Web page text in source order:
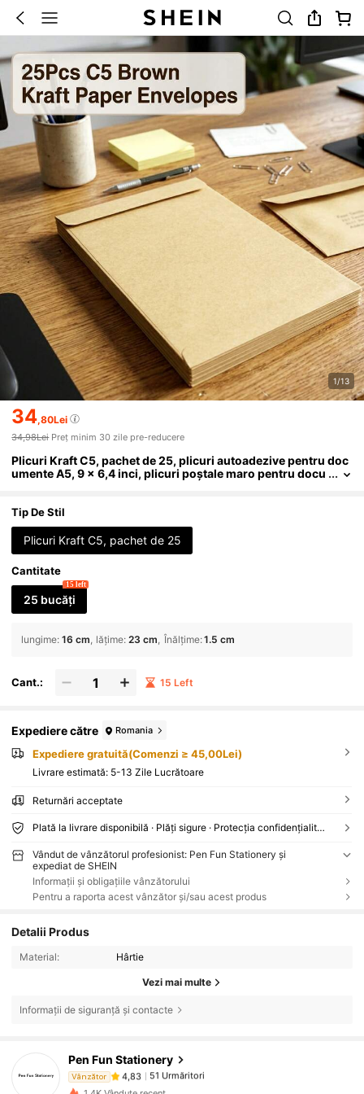
1/13
34,80Lei
34,98Lei Preț minim 30 zile pre-reducere
Plicuri Kraft C5, pachet de 25, plicuri autoadezive pentru doc
umente A5, 9 x 6,4 inci, plicuri poștale maro pentru docu
Tip De Stil
Plicuri Kraft C5, pachet de 25
Cantitate
25 bucăți
15 left
lungime: 16 cm lățime: 23 cm Înălțime:1.5 cm
Cant.: 15 Left
Expediere către Romania
Expediere gratuită(Comenzi ≥ 45,00Lei)
Livrare estimată: 5-13 Zile Lucrătoare
Returnări acceptate
Plată la livrare disponibilă · Plăți sigure · Protecția confidențialității
Vândut de vânzătorul profesionist: Pen Fun Stationery și
expediat de SHEIN
Informații și obligațiile vânzătorului
Pentru a raporta acest vânzător și/sau acest produs
Detalii Produs
Material: Hârtie
Vezi mai multe
Informații de siguranță și contacte
Pen Fun Stationery
Vânzător
4,83
51 Urmăritori
p***oa început să urmărească pe